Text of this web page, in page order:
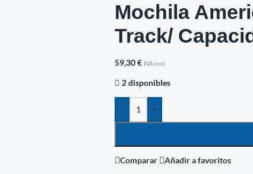
Mochila
Track/
59,30€ IVA incl.
2 disponibles
- +
Comparar
Añadir a favoritos